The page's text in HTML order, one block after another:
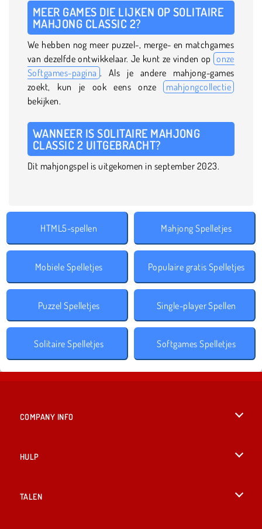
MEER GAMES DIE LIJKEN OP SOLITAIRE
MAHJONG CLASSIC 2?
We hebben nog meer puzzel-, merge- en matchgames
van dezelfde ontwikkelaar. Je kunt ze vinden op onze
Softgames-pagina . Als je andere mahjong-games
zoekt, kun je ook eens onze mahjongcollectie
bekijken.
WANNEER IS SOLITAIRE MAHJONG
CLASSIC 2 UITGEBRACHT?
Dit mahjongspel is uitgekomen in september 2023.
HTML5-spellen Mahjong Spelletjes
Mobiele Spelletjes Populaire gratis Spelletjes
Puzzel Spelletjes Single-player Spellen
Solitaire Spelletjes Softgames Spelletjes
COMPANY INFO
HULP
TALEN